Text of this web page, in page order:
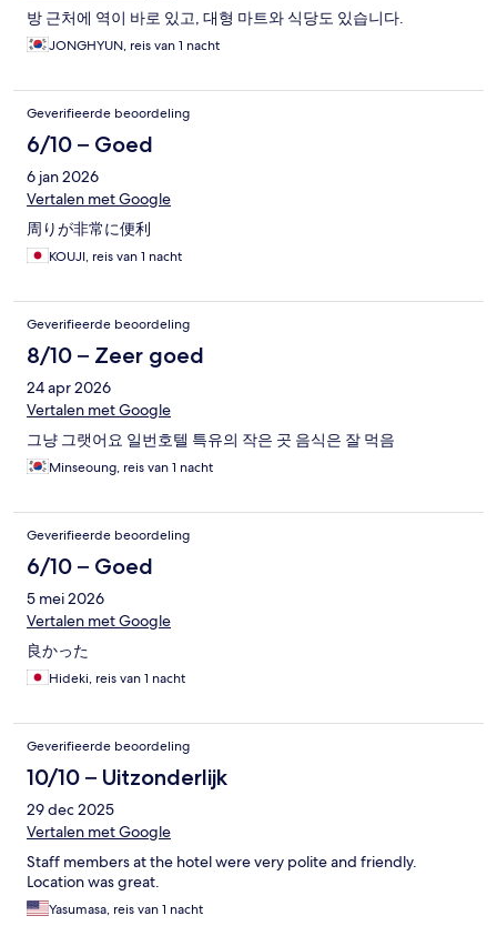
방 근처에 역이 바로 있고, 대형 마트와 식당도 있습니다.
JONGHYUN, reis van 1 nacht
Geverifieerde beoordeling
6/10 – Goed
6 jan 2026
Vertalen met Google
周りが非常に便利
KOUJI, reis van 1 nacht
Geverifieerde beoordeling
8/10 – Zeer goed
24 apr 2026
Vertalen met Google
그냥 그랫어요 일번호텔 특유의 작은 곳 음식은 잘 먹음
Minseoung, reis van 1 nacht
Geverifieerde beoordeling
6/10 – Goed
5 mei 2026
Vertalen met Google
良かった
Hideki, reis van 1 nacht
Geverifieerde beoordeling
10/10 – Uitzonderlijk
29 dec 2025
Vertalen met Google
Staff members at the hotel were very polite and friendly.
Location was great.
Yasumasa, reis van 1 nacht